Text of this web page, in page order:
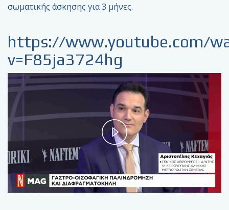
σωματικής άσκησης για 3 μήνες.
https://www.youtube.com/
v=F85ja3724hg
Play
Video